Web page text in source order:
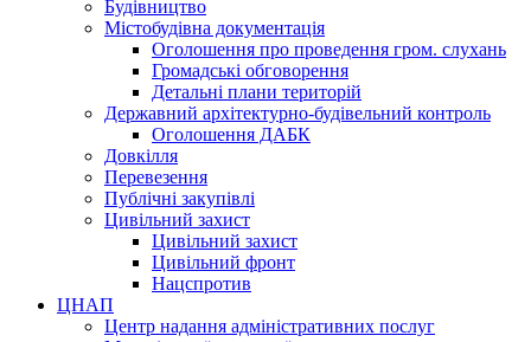
Будівництво
Містобудівна документація
Оголошення про проведення гром. слухань
Громадські обговорення
Детальні плани територій
Державний архітектурно-будівельний контроль
Оголошення ДАБК
Довкілля
Перевезення
Публічні закупівлі
Цивільний захист
Цивільний захист
Цивільний фронт
Нацспротив
ЦНАП
Центр надання адміністративних послуг